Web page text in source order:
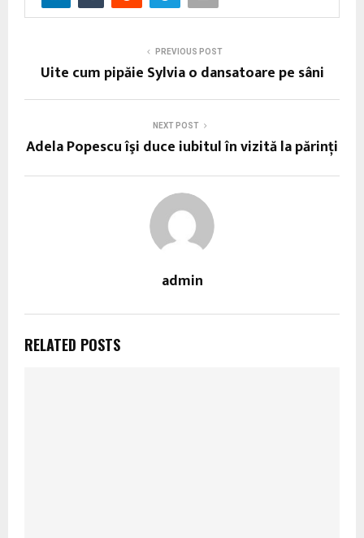
PREVIOUS POST
Uite cum pipăie Sylvia o dansatoare pe sâni
NEXT POST
Adela Popescu îşi duce iubitul în vizită la părinţi
admin
RELATED POSTS